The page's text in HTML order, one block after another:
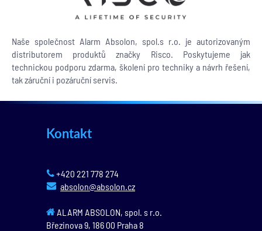
Naše společnost Alarm Absolon, spol.s r.o. je autorizovaným
distributorem produktů značky Risco. Poskytujeme jak
technickou podporu zdarma, školení pro techniky a návrh řešení,
tak záruční i pozáruční servis.
Kontakt
+420 221 778 274
absolon@absolon.cz
ALARM ABSOLON, spol. s r.o.
Březinova 9, 186 00 Praha 8